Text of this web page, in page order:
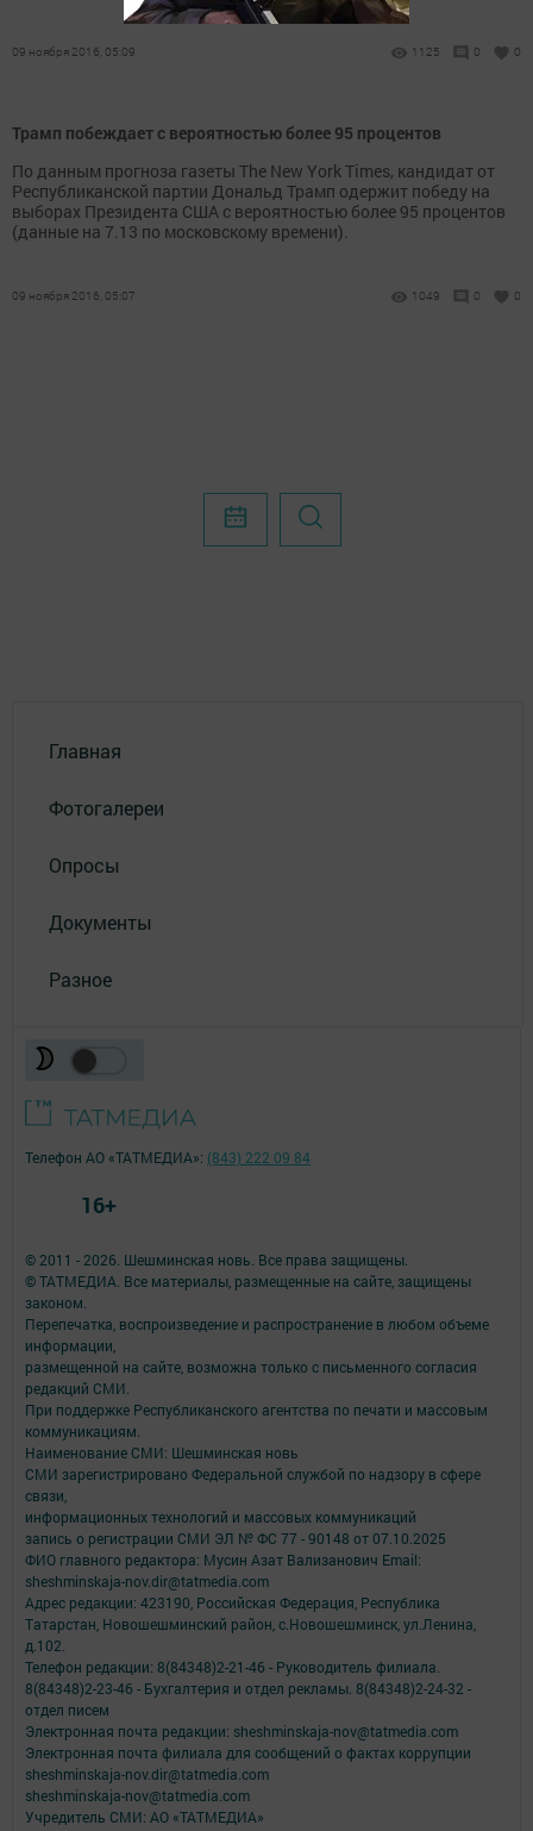
09 ноября 2016, 05:09 1125 0 0
Трамп побеждает с вероятностью более 95 процентов
По данным прогноза газеты The New York Times, кандидат от
Республиканской партии Дональд Трамп одержит победу на
выборах Президента США с вероятностью более 95 процентов
(данные на 7.13 по московскому времени).
09 ноября 2016, 05:07 1049 0 0
Главная
Фотогалереи
Опросы
Документы
Разное
© 2011 - 2026. Шешминская новь. Все права защищены.
© ТАТМЕДИА. Все материалы, размещенные на сайте, защищены
законом.
Перепечатка, воспроизведение и распространение в любом объеме
информации,
размещенной на сайте, возможна только с письменного согласия
редакций СМИ.
При поддержке Республиканского агентства по печати и массовым
коммуникациям.
Наименование СМИ: Шешминская новь
СМИ зарегистрировано Федеральной службой по надзору в сфере
связи,
информационных технологий и массовых коммуникаций
запись о регистрации СМИ ЭЛ № ФС 77 - 90148 от 07.10.2025
ФИО главного редактора: Мусин Азат Вализанович Email:
sheshminskaja-nov.dir@tatmedia.com
Адрес редакции: 423190, Российская Федерация, Республика
Татарстан, Новошешминский район, с.Новошешминск, ул.Ленина,
д.102.
Телефон редакции: 8(84348)2-21-46 - Руководитель филиала.
8(84348)2-23-46 - Бухгалтерия и отдел рекламы. 8(84348)2-24-32 -
отдел писем
Электронная почта редакции: sheshminskaja-nov@tatmedia.com
Электронная почта филиала для сообщений о фактах коррупции
sheshminskaja-nov.dir@tatmedia.com
sheshminskaja-nov@tatmedia.com
Учредитель СМИ: АО «ТАТМЕДИА»
Телефон АО «ТАТМЕДИА»: (843) 222 09 84
16+